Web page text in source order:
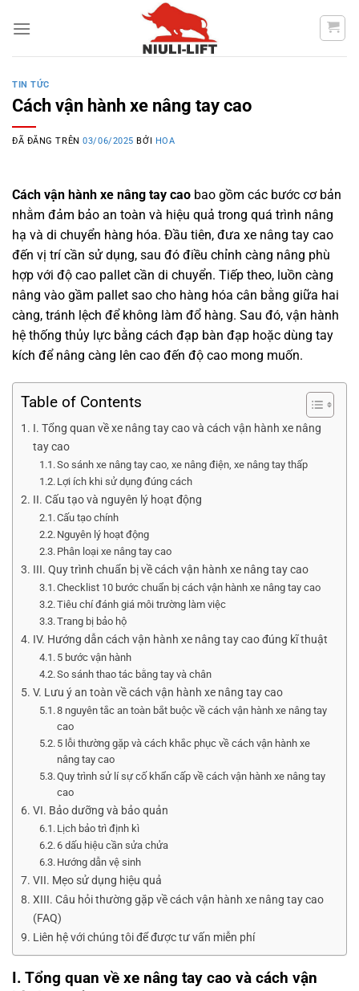
đến
TIN TỨC
Cách vận hành xe nâng tay cao
ĐÃ ĐĂNG TRÊN03/06/2025 BỞI HOA
Cách vận hành xe nâng tay cao bao gồm các bước cơ bản
nhằm đảm bảo an toàn và hiệu quả trong quá trình nâng
hạ và di chuyển hàng hóa. Đầu tiên, đưa xe nâng tay cao
đến vị trí cần sử dụng, sau đó điều chỉnh càng nâng phù
hợp với độ cao pallet cần di chuyển. Tiếp theo, luồn càng
nâng vào gầm pallet sao cho hàng hóa cân bằng giữa hai
càng, tránh lệch để không làm đổ hàng. Sau đó, vận hành
hệ thống thủy lực bằng cách đạp bàn đạp hoặc dùng tay
kích để nâng càng lên cao đến độ cao mong muốn.
Table of Contents
I. Tổng quan về xe nâng tay cao và cách vận hành xe nâng
tay cao
So sánh xe nâng tay cao, xe nâng điện, xe nâng tay thấp
Lợi ích khi sử dụng đúng cách
II. Cấu tạo và nguyên lý hoạt động
Cấu tạo chính
Nguyên lý hoạt động
Phân loại xe nâng tay cao
III. Quy trình chuẩn bị về cách vận hành xe nâng tay cao
Checklist 10 bước chuẩn bị cách vận hành xe nâng tay cao
Tiêu chí đánh giá môi trường làm việc
Trang bị bảo hộ
IV. Hướng dẫn cách vận hành xe nâng tay cao đúng kĩ thuật
5 bước vận hành
So sánh thao tác bằng tay và chân
V. Lưu ý an toàn về cách vận hành xe nâng tay cao
8 nguyên tắc an toàn bắt buộc về cách vận hành xe nâng tay
cao
5 lỗi thường gặp và cách khắc phục về cách vận hành xe
nâng tay cao
Quy trình sử lí sự cố khẩn cấp về cách vận hành xe nâng tay
cao
VI. Bảo dưỡng và bảo quản
Lịch bảo trì định kì
6 dấu hiệu cần sửa chửa
Hướng dẫn vệ sinh
VII. Mẹo sử dụng hiệu quả
XIII. Câu hỏi thường gặp về cách vận hành xe nâng tay cao
(FAQ)
Liên hệ với chúng tôi để được tư vấn miễn phí
I. Tổng quan về xe nâng tay cao và cách vận